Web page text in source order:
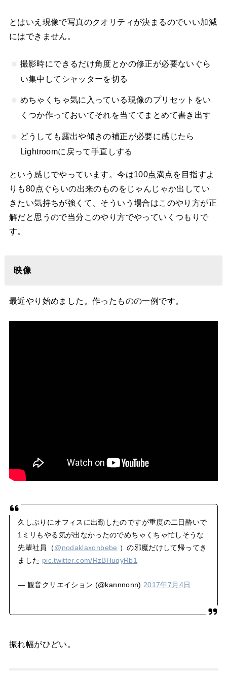
とはいえ現像で写真のクオリティが決まるのでいい加減
にはできません。
撮影時にできるだけ角度とかの修正が必要ないぐら
い集中してシャッターを切る
めちゃくちゃ気に入っている現像のプリセットをい
くつか作っておいてそれを当ててまとめて書き出す
どうしても露出や傾きの補正が必要に感じたら
Lightroomに戻って手直しする
という感じでやっています。今は100点満点を目指すよ
りも80点ぐらいの出来のものをじゃんじゃか出してい
きたい気持ちが強くて、そういう場合はこのやり方が正
解だと思うので当分このやり方でやっていくつもりで
す。
映像
最近やり始めました。作ったものの一例です。
久しぶりにオフィスに出勤したのですが重度の二日酔いで
1ミリもやる気が出なかったのでめちゃくちゃ忙しそうな
先輩社員（@nodaklaxonbebe ）の邪魔だけして帰ってき
ました pic.twitter.com/RzBHuqyRb1
— 観音クリエイション (@kannnonn)2017年7月4日
振れ幅がひどい。